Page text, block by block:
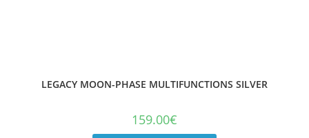
LEGACY MOON-PHASE MULTIFUNCTIONS SILVER
159.00€